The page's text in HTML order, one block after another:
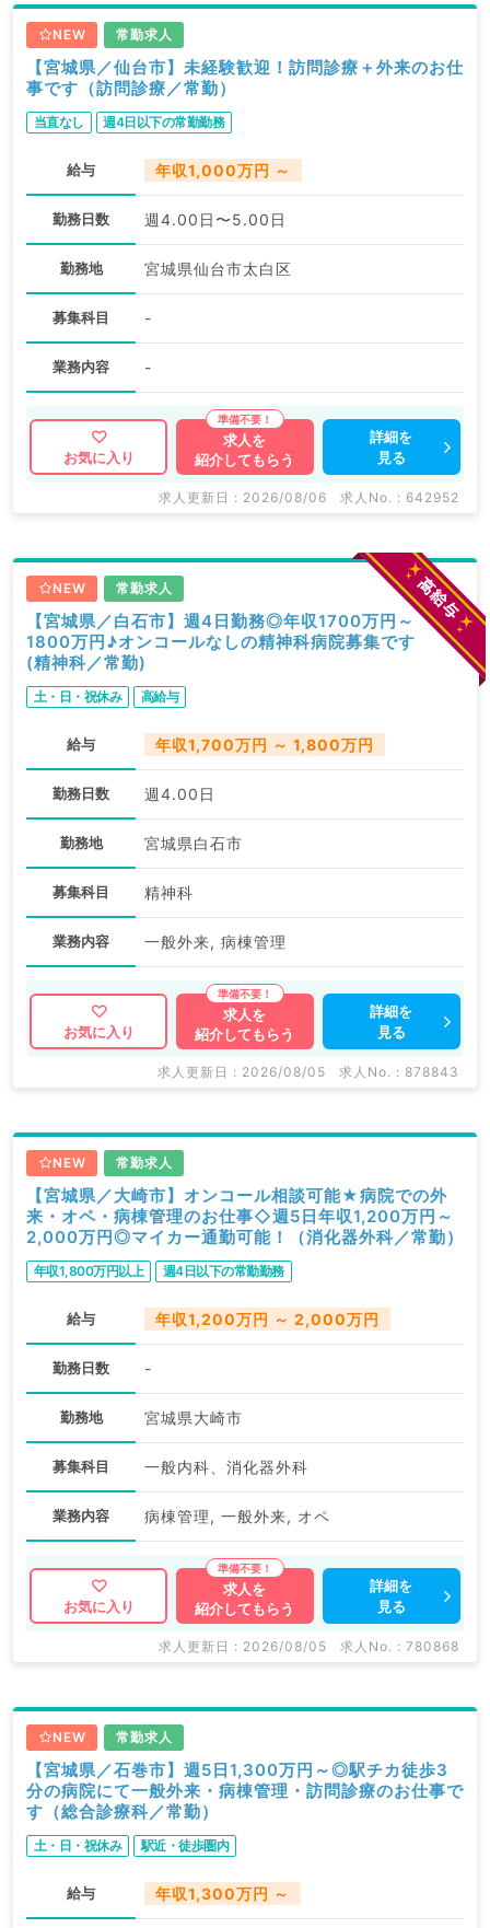
NEW 常勤求人
【宮城県／仙台市】未経験歓迎！訪問診療＋外来のお仕
事です（訪問診療／常勤）
当直なし 週4日以下の常勤勤務
給与 年収1,000万円 ～
勤務日数 週4.00日〜5.00日
勤務地 宮城県仙台市太白区
募集科目 -
業務内容 -
お気に入り
求人を
紹介してもらう
詳細を
見る
求人更新日 : 2026/08/06 求人No. : 642952
NEW 常勤求人
【宮城県／白石市】週4日勤務◎年収1700万円～
1800万円♪オンコールなしの精神科病院募集です
(精神科／常勤)
土・日・祝休み 高給与
給与 年収1,700万円 ～ 1,800万円
勤務日数 週4.00日
勤務地 宮城県白石市
募集科目 精神科
業務内容 一般外来, 病棟管理
お気に入り
求人を
紹介してもらう
詳細を
見る
求人更新日 : 2026/08/05 求人No. : 878843
NEW 常勤求人
【宮城県／大崎市】オンコール相談可能★病院での外
来・オペ・病棟管理のお仕事◇週5日年収1,200万円～
2,000万円◎マイカー通勤可能！（消化器外科／常勤）
年収1,800万円以上 週4日以下の常勤勤務
給与 年収1,200万円 ～ 2,000万円
勤務日数 -
勤務地 宮城県大崎市
募集科目 一般内科、消化器外科
業務内容 病棟管理, 一般外来, オペ
お気に入り
求人を
紹介してもらう
詳細を
見る
求人更新日 : 2026/08/05 求人No. : 780868
NEW 常勤求人
【宮城県／石巻市】週5日1,300万円～◎駅チカ徒歩3
分の病院にて一般外来・病棟管理・訪問診療のお仕事で
す（総合診療科／常勤）
土・日・祝休み 駅近・徒歩圏内
給与 年収1,300万円 ～